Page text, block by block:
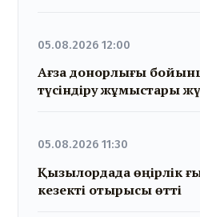
05.08.2026 12:00
Ағза донорлығы
түсіндіру жұмыстары
05.08.2026 11:30
Қызылордада өңірлік
кезекті отырысы өтті